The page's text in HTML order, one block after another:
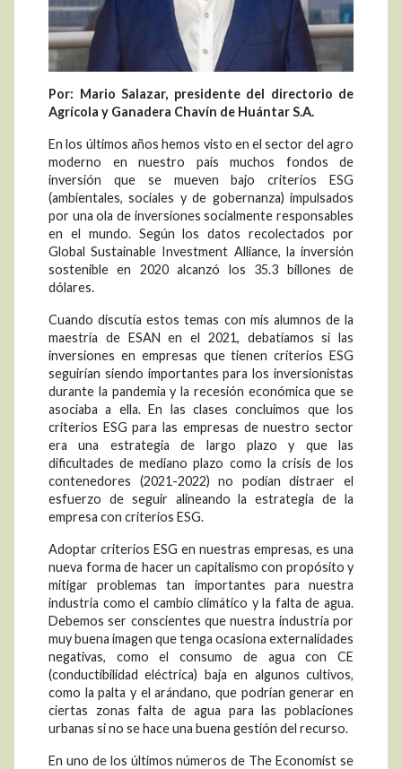
Por: Mario Salazar, presidente del directorio de
Agrícola y Ganadera Chavín de Huántar S.A.
En los últimos años hemos visto en el sector del agro
moderno en nuestro país muchos fondos de
inversión que se mueven bajo criterios ESG
(ambientales, sociales y de gobernanza) impulsados
por una ola de inversiones socialmente responsables
en el mundo. Según los datos recolectados por
Global Sustainable Investment Alliance, la inversión
sostenible en 2020 alcanzó los 35.3 billones de
dólares.
Cuando discutía estos temas con mis alumnos de la
maestría de ESAN en el 2021, debatíamos si las
inversiones en empresas que tienen criterios ESG
seguirían siendo importantes para los inversionistas
durante la pandemia y la recesión económica que se
asociaba a ella. En las clases concluimos que los
criterios ESG para las empresas de nuestro sector
era una estrategia de largo plazo y que las
dificultades de mediano plazo como la crisis de los
contenedores (2021-2022) no podían distraer el
esfuerzo de seguir alineando la estrategia de la
empresa con criterios ESG.
Adoptar criterios ESG en nuestras empresas, es una
nueva forma de hacer un capitalismo con propósito y
mitigar problemas tan importantes para nuestra
industria como el cambio climático y la falta de agua.
Debemos ser conscientes que nuestra industria por
muy buena imagen que tenga ocasiona externalidades
negativas, como el consumo de agua con CE
(conductibilidad eléctrica) baja en algunos cultivos,
como la palta y el arándano, que podrían generar en
ciertas zonas falta de agua para las poblaciones
urbanas si no se hace una buena gestión del recurso.
En uno de los últimos números de The Economist se